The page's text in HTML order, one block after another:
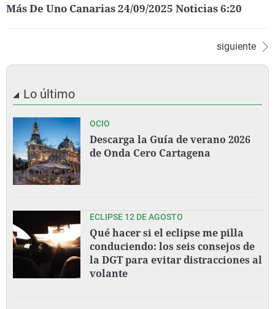
Más De Uno Canarias 24/09/2025 Noticias 6:20
siguiente
Lo último
OCIO
Descarga la Guía de verano 2026
de Onda Cero Cartagena
ECLIPSE 12 DE AGOSTO
Qué hacer si el eclipse me pilla
conduciendo: los seis consejos de
la DGT para evitar distracciones al
volante